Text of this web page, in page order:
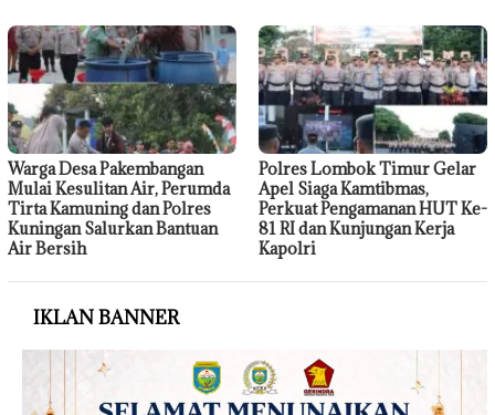
Warga Desa Pakembangan
Mulai Kesulitan Air, Perumda
Tirta Kamuning dan Polres
Kuningan Salurkan Bantuan
Air Bersih
Polres Lombok Timur Gelar
Apel Siaga Kamtibmas,
Perkuat Pengamanan HUT Ke-
81 RI dan Kunjungan Kerja
Kapolri
IKLAN BANNER